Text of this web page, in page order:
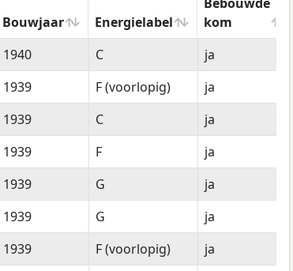
Bouwjaar Energielabel
kom
Bouwjaar Energielabel
Bebouwde
kom
1940 C
ja
1939 F (voorlopig)
ja
1939 C
ja
1939 F
ja
1939 G
ja
1939 G
ja
1939 F (voorlopig)
ja